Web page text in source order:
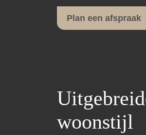
Plan een afspraak
woonstijl